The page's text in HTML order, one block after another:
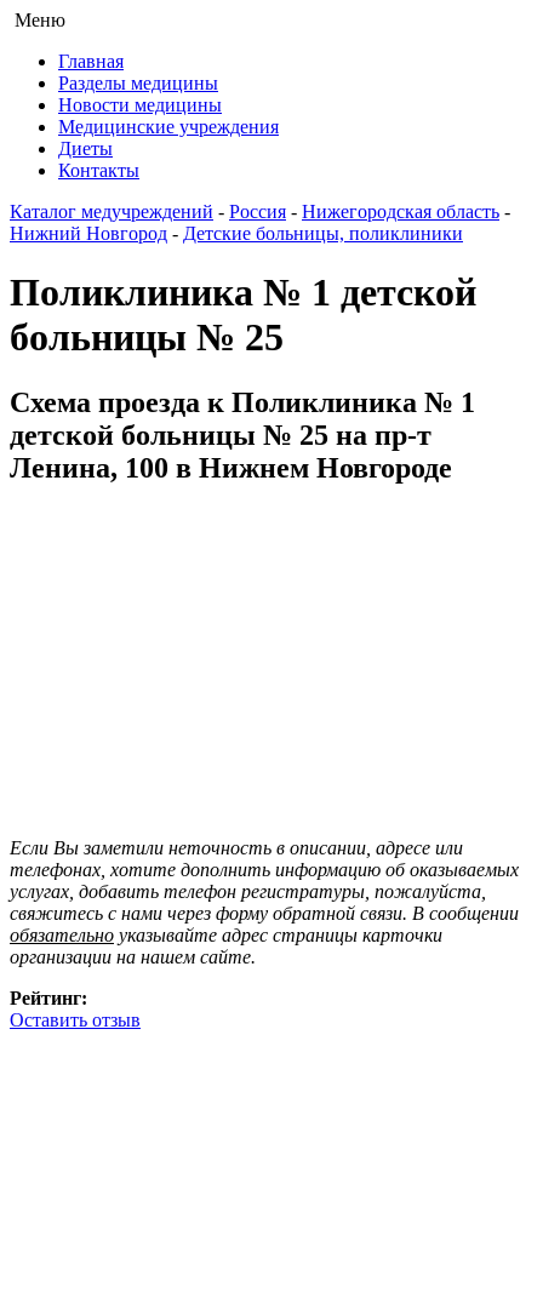
Меню
Главная
Разделы медицины
Новости медицины
Медицинские учреждения
Диеты
Контакты
Каталог медучреждений - Россия - Нижегородская область -
Нижний Новгород - Детские больницы, поликлиники
Поликлиника № 1 детской
больницы № 25
Схема проезда к Поликлиника № 1
детской больницы № 25 на пр-т
Ленина, 100 в Нижнем Новгороде
Если Вы заметили неточность в описании, адресе или
телефонах, хотите дополнить информацию об оказываемых
услугах, добавить телефон регистратуры, пожалуйста,
свяжитесь с нами через форму обратной связи. В сообщении
обязательно указывайте адрес страницы карточки
организации на нашем сайте.
Рейтинг:
Оставить отзыв